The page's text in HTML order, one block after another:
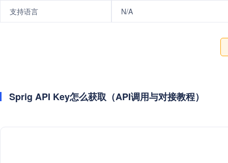
支持语言 N/A
Sprig API Key怎么获取（API调用与对接教程）